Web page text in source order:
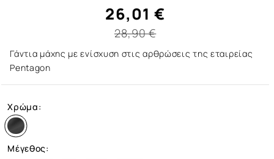
26,01 €
28,90 €
Γάντια μάχης με ενίσχυση στις αρθρώσεις της εταιρείας
Pentagon
Χρώμα:
Μέγεθος: